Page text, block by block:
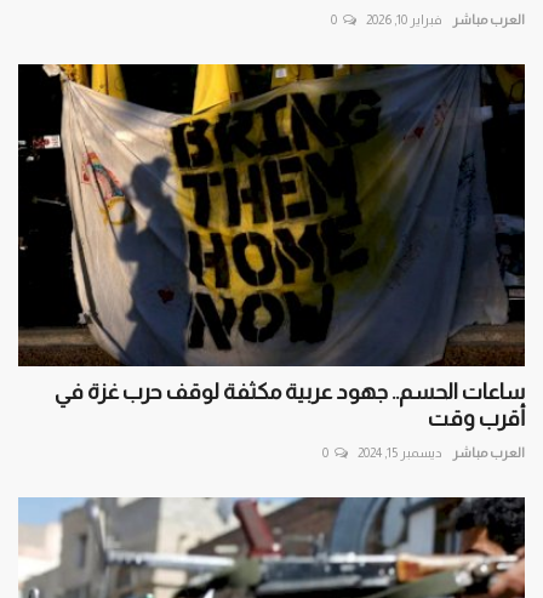
العرب مباشر فبراير 10, 2026 0
ساعات الحسم.. جهود عربية مكثفة لوقف حرب غزة في
أقرب وقت
العرب مباشر ديسمبر 15, 2024 0